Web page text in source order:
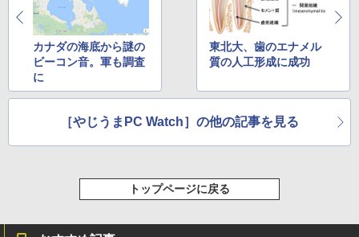
【2026年アップグレード版】AOKIMI ワイヤ
レスイヤホン bluetooth イヤホン V12 小型
軽量 ブルートゥースHi-Fi 最大36時間再生 ぶ
るーとゅーす コードレス ENCノイズキャン
セリング 自動ペアリング Type-C充電 マイク
学/WEB会議(ホワイト)
￥1,964
レスイヤホン Bluetooth 5.4 ノイズキャンセ
リング ANC 36時間再生
￥3,480
見知らぬ糸
￥250
【Amazon.co.jp限定】 伊藤園 磨かれて、澄
みきった日本の水 2L 8本 ラベルレス [ ケース
] [ 水 ] [ ペットボトル ] [ 箱買い ] [ ストック
] [ 水分補給 ]
￥998
￥1,625
HUNTER×HUNTER モノクロ版 39 (ジャンプ
コミックスDIGITAL)
￥572
版ビッグガンガンコミックス)
カナダの海底から謎の
ビーコン音。軍も調査
に
東北大、歯のエナメル
質の人工形成に成功
［やじうまPC Watch］の他の記事を見る
トップページに戻る